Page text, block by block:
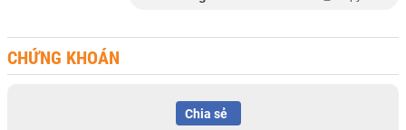
CHỨNG KHOÁN
Chia sẻ